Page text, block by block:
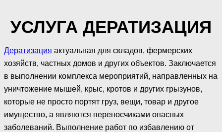
УСЛУГА ДЕРАТИЗАЦИЯ
Дератизация актуальная для складов, фермерских
хозяйств, частных домов и других объектов. Заключается
в выполнении комплекса мероприятий, направленных на
уничтожение мышей, крыс, кротов и других грызунов,
которые не просто портят груз, вещи, товар и другое
имущество, а являются переносчиками опасных
заболеваний. Выполнение работ по избавлению от